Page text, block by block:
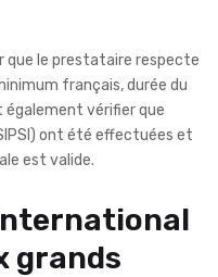
que le prestataire respecte
français, durée du
également vérifier que
ont été effectuées et
est valide.
grands